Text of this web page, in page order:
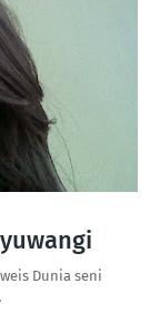
Dunia seni